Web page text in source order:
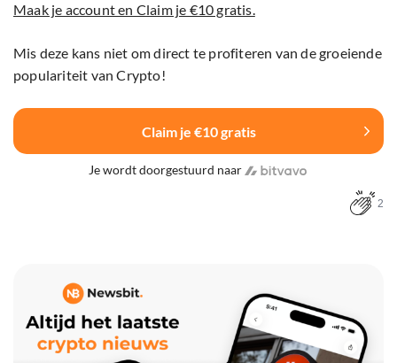
Maak je account en Claim je €10 gratis.
Mis deze kans niet om direct te profiteren van de groeiende
populariteit van Crypto!
Claim je €10 gratis
Je wordt doorgestuurd naar
2